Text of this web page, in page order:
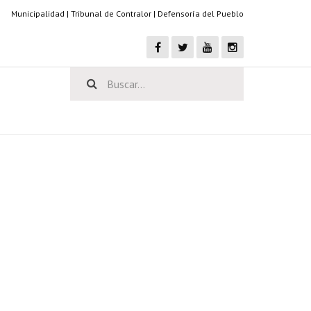
Municipalidad | Tribunal de Contralor | Defensoría del Pueblo